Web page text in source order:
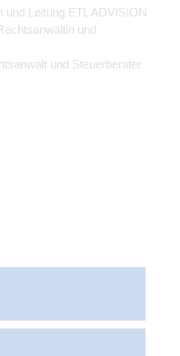
und Leitung ETL ADVISION
und
und Steuerberater